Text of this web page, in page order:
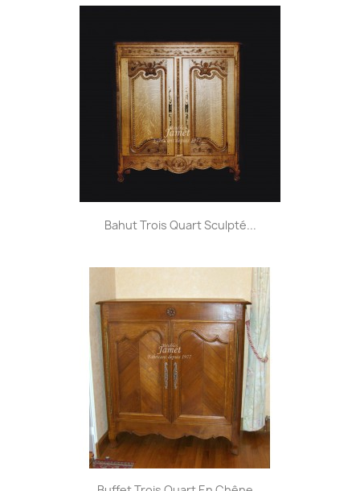
Bahut Trois Quart Sculpté...